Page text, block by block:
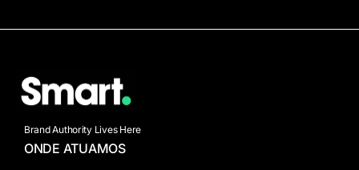
Brand Authority Lives Here
ONDE ATUAMOS